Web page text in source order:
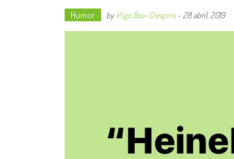
Humor byÍñigo Bou-Crespins- 28 abril, 2019